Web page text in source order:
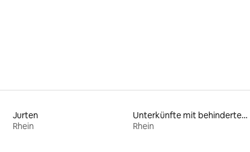
Jurten
Rhein
Unterkünfte mit behindertengerechtem WC
Rhein